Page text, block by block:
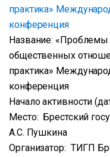
практика»
конференция
Название: «Проблемы
общественных
практика»
конференция
Начало активности
Место: Брестский
А.С. Пушкина
Организатор: ТИГП